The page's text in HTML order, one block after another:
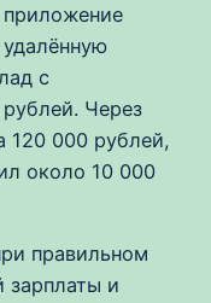
с
Через
120 000 рублей,
около 10 000
правильном
зарплаты и